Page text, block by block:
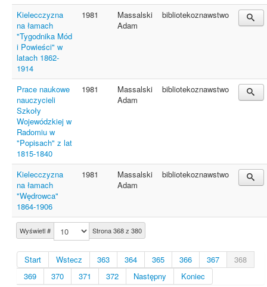
Wyświetl # Strona 368 z 380
Start Wstecz 363 364 365 366 367
368
369
370 371 372 Następny Koniec
Kielecczyzna
na łamach
"Tygodnika Mód
i Powieści" w
latach 1862-
1914
1981
Massalski
Adam
bibliotekoznawstwo
Prace naukowe
nauczycieli
Szkoły
Wojewódzkiej w
Radomiu w
"Popisach" z lat
1815-1840
1981
Massalski
Adam
bibliotekoznawstwo
Kielecczyzna
na łamach
"Wędrowca"
1864-1906
1981
Massalski
Adam
bibliotekoznawstwo